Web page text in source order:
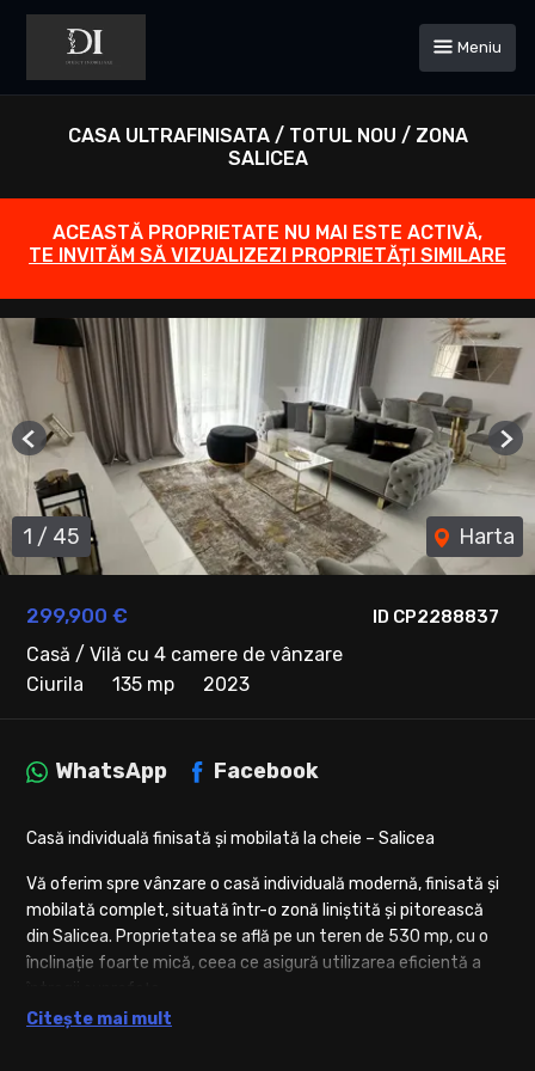
Meniu
CASA ULTRAFINISATA / TOTUL NOU / ZONA
SALICEA
ACEASTĂ PROPRIETATE NU MAI ESTE ACTIVĂ,
TE INVITĂM SĂ VIZUALIZEZI PROPRIETĂȚI SIMILARE
ID CP2288837
299,900 €
Casă / Vilă cu 4 camere de vânzare
Ciurila
135 mp 2023
1 / 45 Harta
Previous
WhatsApp Facebook
Casă individuală finisată și mobilată la cheie – Salicea
Vă oferim spre vânzare o casă individuală modernă, finisată și
mobilată complet, situată într-o zonă liniștită și pitorească
din Salicea. Proprietatea se află pe un teren de 530 mp, cu o
înclinație foarte mică, ceea ce asigură utilizarea eficientă a
Cu o suprafață utilă de 135 mp, casa este dispusă pe două
Citește mai mult